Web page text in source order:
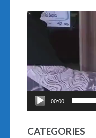
Video
Player
00:00
CATEGORIES